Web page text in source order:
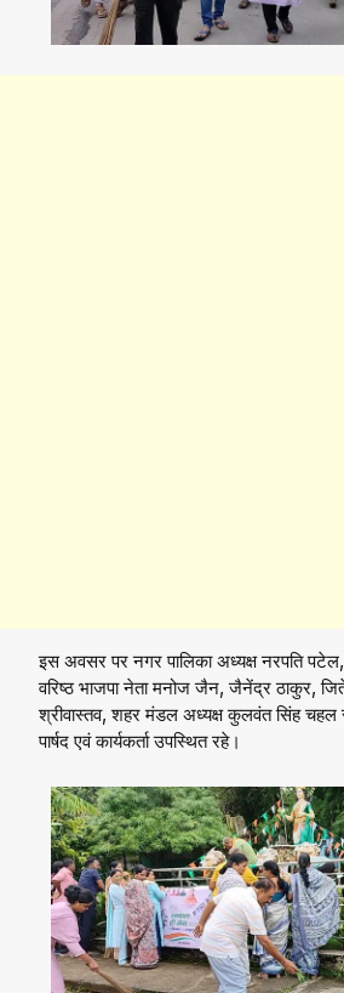
इस अवसर पर नगर पालिका अध्यक्ष नरपति
वरिष्ठ भाजपा नेता मनोज जैन, जैनेंद्र ठाकुर,
श्रीवास्तव, शहर मंडल अध्यक्ष कुलवंत सिंह चहल
पार्षद एवं कार्यकर्ता उपस्थित रहे।